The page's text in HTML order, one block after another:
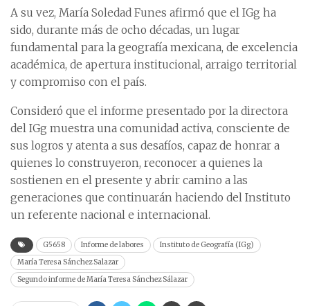
A su vez, María Soledad Funes afirmó que el IGg ha
sido, durante más de ocho décadas, un lugar
fundamental para la geografía mexicana, de excelencia
académica, de apertura institucional, arraigo territorial
y compromiso con el país.
Consideró que el informe presentado por la directora
del IGg muestra una comunidad activa, consciente de
sus logros y atenta a sus desafíos, capaz de honrar a
quienes lo construyeron, reconocer a quienes la
sostienen en el presente y abrir camino a las
generaciones que continuarán haciendo del Instituto
un referente nacional e internacional.
G5658 Informe de labores
Instituto de Geografía (IGg)
María Teresa Sánchez Salazar
Segundo informe de María Teresa Sánchez Sálazar